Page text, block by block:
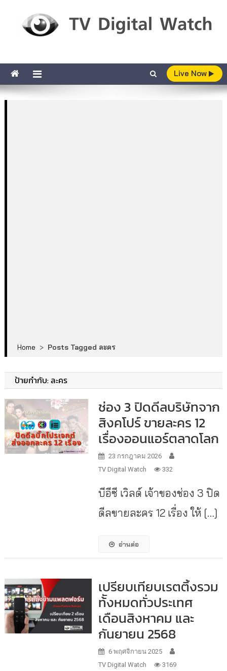
Live Now
Home > Posts Tagged ละคร
ป้ายกำกับ:ละคร
ช่อง 3 ปิดดีลบริษัทจาก
สิงคโปร์ ขายละคร 12
เรื่องออนแอร์ตลาดโลก
23 กรกฎาคม 2026
TV Digital Watch
332
บีอีซี เวิลด์ เจ้าของช่อง 3 ปิด
ดีลขายละคร 12 เรื่อง ให้ […]
อ่านต่อ
เปรียบเทียบเรตติ้งรวม
ท้ังหมดทั่วประเทศ
เดือนสิงหาคม และ
กันยายน 2568
6 พฤศจิกายน 2025
TV Digital Watch
3169